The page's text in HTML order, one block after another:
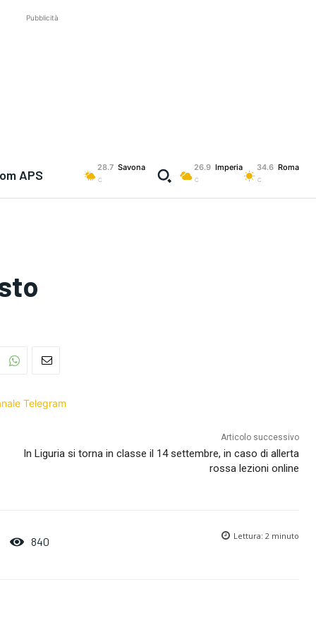
Pubblicità
APS 28.7
C
Savona 26.9
C
Imperia 34.6
C
Roma
Telegram
Articolo successivo
In Liguria si torna in classe il 14 settembre, in caso di allerta
rossa lezioni online
840 Lettura: 2minuto